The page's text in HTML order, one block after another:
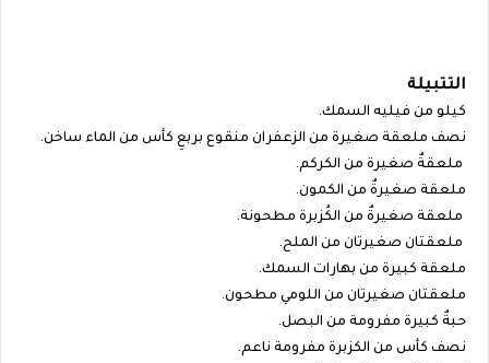
التتبيلة
كيلو من فيليه السمك.
نصف ملعقة صغيرة من الزعفران منقوع بربعِ كأس من الماء ساخن.
ملعقةٌ صغيرة من الكركم.
ملعقة صغيرةٌ من الكمون.
ملعقة صغيرةٌ من الكُزبرة مطحونة.
ملعقتان صغيرتان من الملح.
ملعقة كبيرة من بهارات السمك.
ملعقتان صغيرتان من اللومي مطحون.
حبةٌ كبيرة مفرومة من البصل.
نصف كأس من الكزبرة مفرومة ناعم.